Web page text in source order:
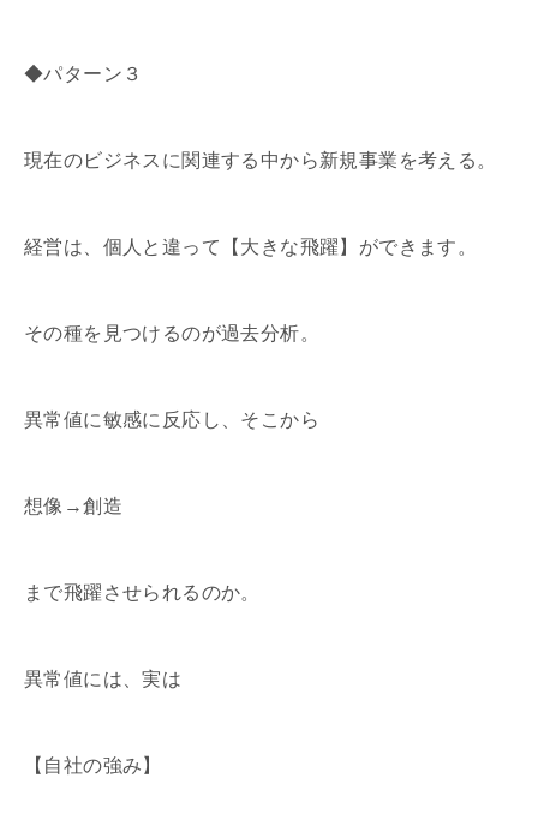
◆パターン３
現在のビジネスに関連する中から新規事業を考える。
経営は、個人と違って【大きな飛躍】ができます。
その種を見つけるのが過去分析。
異常値に敏感に反応し、そこから
想像→創造
まで飛躍させられるのか。
異常値には、実は
【自社の強み】